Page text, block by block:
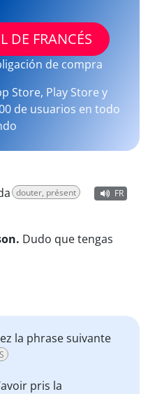
DE FRANCÉS
de compra
Store, Play Store y
de usuarios en todo
douter, présent
FR
Dudo que tengas
la phrase suivante
pris la